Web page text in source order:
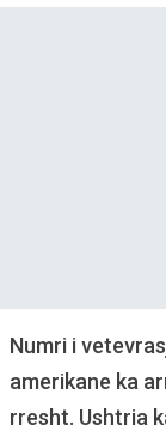
Numri i
amerikane ka
rresht. Ushtria